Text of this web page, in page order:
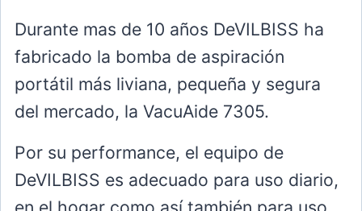
Durante mas de 10 años DeVILBISS ha
fabricado la bomba de aspiración
portátil más liviana, pequeña y segura
del mercado, la VacuAide 7305.
Por su performance, el equipo de
DeVILBISS es adecuado para uso diario,